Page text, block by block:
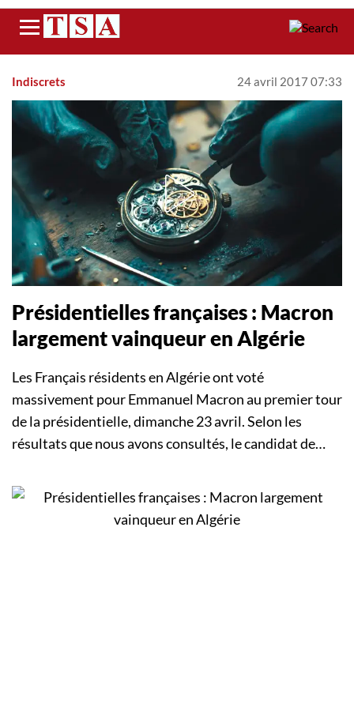
Menu
Indiscrets 24 avril 2017 07:33
Présidentielles françaises : Macron
largement vainqueur en Algérie
Les Français résidents en Algérie ont voté
massivement pour Emmanuel Macron au premier tour
de la présidentielle, dimanche 23 avril. Selon les
résultats que nous avons consultés, le candidat de…